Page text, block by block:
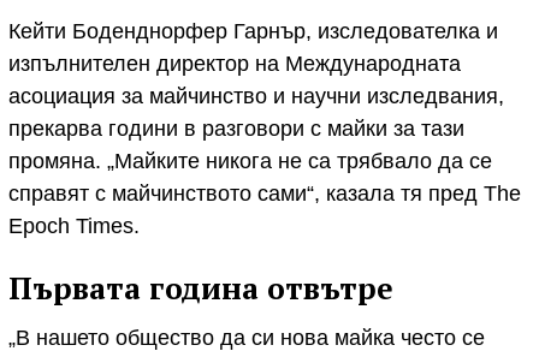
Кейти Боденднорфер Гарнър, изследователка и
изпълнителен директор на Международната
асоциация за майчинство и научни изследвания,
прекарва години в разговори с майки за тази
промяна. „Майките никога не са трябвало да се
справят с майчинството сами“, казала тя пред The
Epoch Times.
Първата година отвътре
„В нашето общество да си нова майка често се